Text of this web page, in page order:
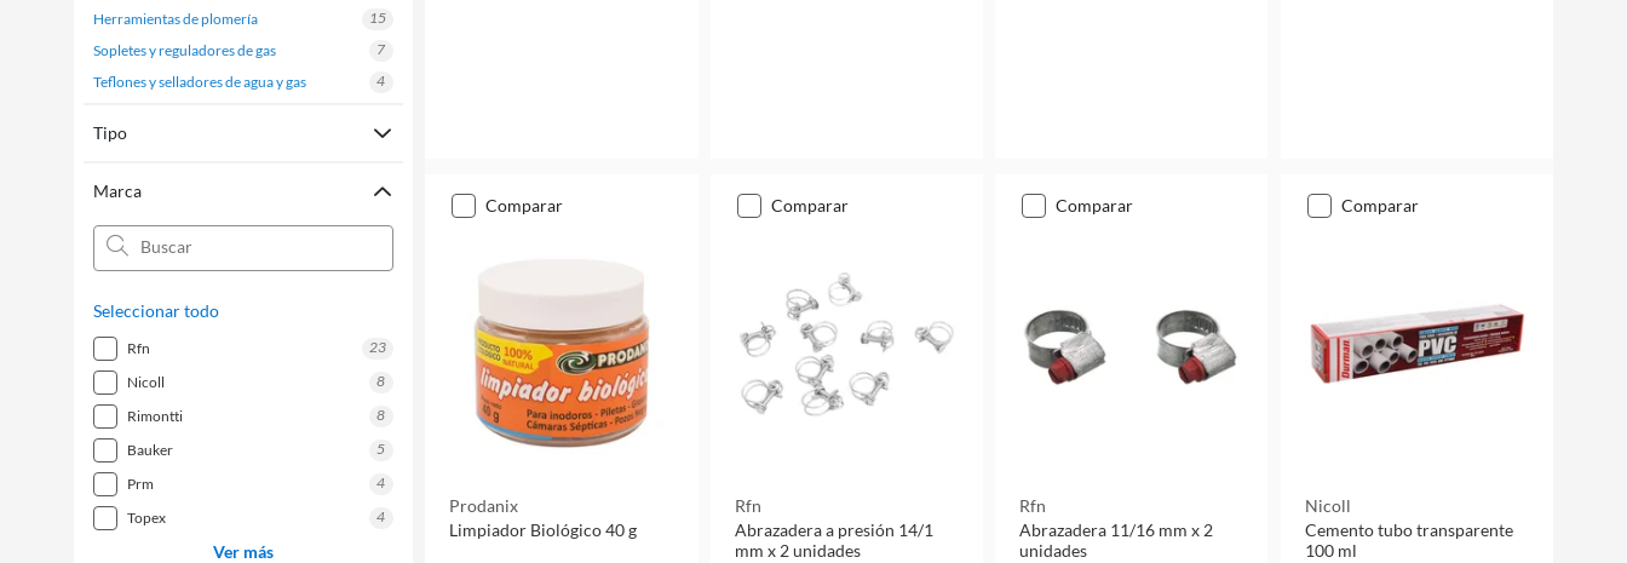
herramientas de plomería
15
sopletes y reguladores de gas
7
teflones y selladores de agua y gas
4
Tipo
Marca
Seleccionar todo
rfn
23
nicoll
8
rimontti
8
bauker
5
prm
4
topex
4
Ver más
comparar
Prodanix
Limpiador Biológico 40 g
comparar
Rfn
Abrazadera a presión 14/1
mm x 2 unidades
comparar
Rfn
Abrazadera 11/16 mm x 2
unidades
comparar
Nicoll
Cemento tubo transparente
100 ml